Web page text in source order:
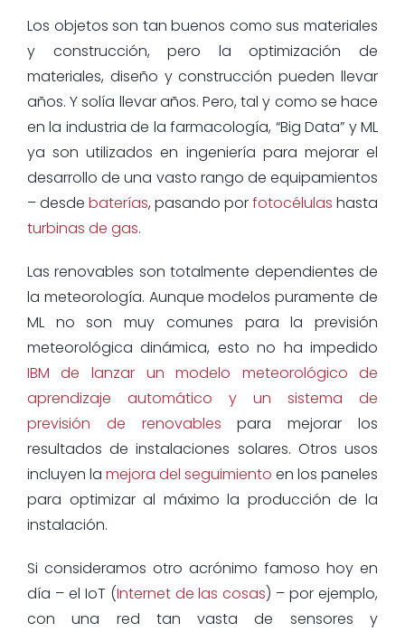
Los objetos son tan buenos como sus materiales
y construcción, pero la optimización de
materiales, diseño y construcción pueden llevar
años. Y solía llevar años. Pero, tal y como se hace
en la industria de la farmacología, “Big Data” y ML
ya son utilizados en ingeniería para mejorar el
desarrollo de una vasto rango de equipamientos
– desde baterías, pasando porfotocélulas hasta
turbinas de gas.
Las renovables son totalmente dependientes de
la meteorología. Aunque modelos puramente de
ML no son muy comunes para la previsión
meteorológica dinámica, esto no ha impedido
IBM de lanzar un modelo meteorológico de
aprendizaje automático y un sistema de
previsión de renovables para mejorar los
resultados de instalaciones solares. Otros usos
incluyen la mejora del seguimiento en los paneles
para optimizar al máximo la producción de la
instalación.
Si consideramos otro acrónimo famoso hoy en
día – el IoT (Internet de las cosas) – por ejemplo,
con una red tan vasta de sensores y